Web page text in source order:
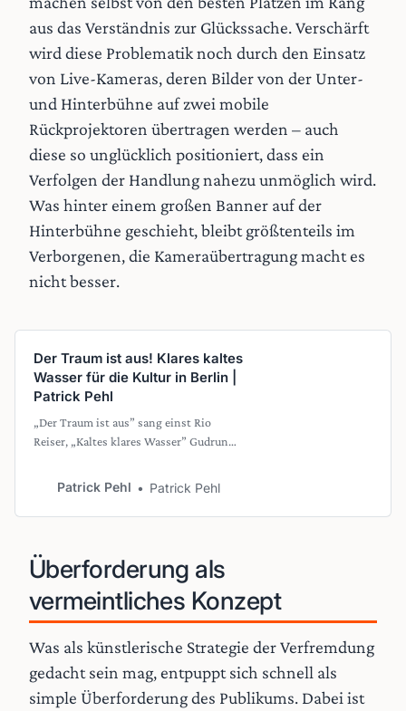
aus das Verständnis zur Glückssache. Verschärft
wird diese Problematik noch durch den Einsatz
von Live-Kameras, deren Bilder von der Unter-
und Hinterbühne auf zwei mobile
Rückprojektoren übertragen werden – auch
diese so unglücklich positioniert, dass ein
Verfolgen der Handlung nahezu unmöglich wird.
Was hinter einem großen Banner auf der
Hinterbühne geschieht, bleibt größtenteils im
Verborgenen, die Kameraübertragung macht es
nicht besser.
Der Traum ist aus! Klares kaltes
Wasser für die Kultur in Berlin |
Patrick Pehl
„Der Traum ist aus” sang einst Rio
Reiser, „Kaltes klares Wasser” Gudrun
in den 80ern, als West-Berlin noch Insel
der Kreativen und Außenseiter war.
Heute klingen sie wie düstere
an der Spree. Denn die Berliner
Kulturszene steht vor massiven
Kürzungen, die viele Einrichtungen hart
treffen […]
Patrick Pehl Patrick Pehl
Überforderung als
vermeintliches Konzept
Was als künstlerische Strategie der Verfremdung
gedacht sein mag, entpuppt sich schnell als
simple Überforderung des Publikums. Dabei ist